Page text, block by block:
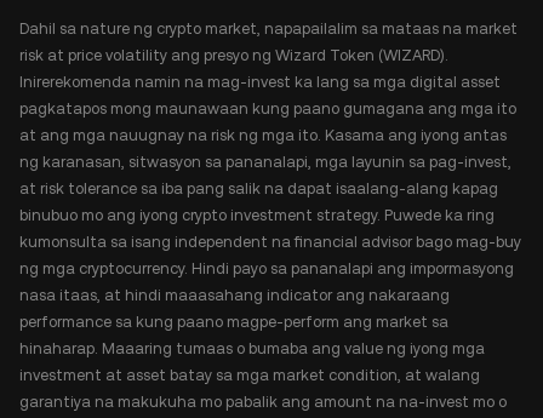
Dahil sa nature ng crypto market, napapailalim sa mataas na market
risk at price volatility ang presyo ng Wizard Token (WIZARD).
Inirerekomenda namin na mag-invest ka lang sa mga digital asset
pagkatapos mong maunawaan kung paano gumagana ang mga ito
at ang mga nauugnay na risk ng mga ito. Kasama ang iyong antas
ng karanasan, sitwasyon sa pananalapi, mga layunin sa pag-invest,
at risk tolerance sa iba pang salik na dapat isaalang-alang kapag
binubuo mo ang iyong crypto investment strategy. Puwede ka ring
kumonsulta sa isang independent na financial advisor bago mag-buy
ng mga cryptocurrency. Hindi payo sa pananalapi ang impormasyong
nasa itaas, at hindi maaasahang indicator ang nakaraang
performance sa kung paano magpe-perform ang market sa
hinaharap. Maaaring tumaas o bumaba ang value ng iyong mga
investment at asset batay sa mga market condition, at walang
garantiya na makukuha mo pabalik ang amount na na-invest mo o